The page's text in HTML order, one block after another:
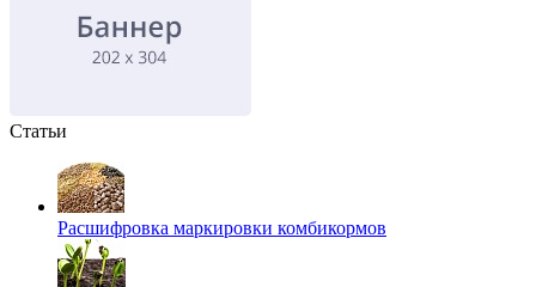
Статьи
Расшифровка маркировки комбикормов